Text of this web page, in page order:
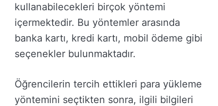
kullanabilecekleri birçok yöntemi
içermektedir. Bu yöntemler arasında
banka kartı, kredi kartı, mobil ödeme gibi
seçenekler bulunmaktadır.
Öğrencilerin tercih ettikleri para yükleme
yöntemini seçtikten sonra, ilgili bilgileri